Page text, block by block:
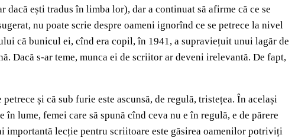
ești tradus în limba lor), dar a continuat să afirme că ce se
nu poate scrie despre oameni ignorînd ce se petrece la nivel
că bunicul ei, cînd era copil, în 1941, a supraviețuit unui lagăr de
Dacă s-ar teme, munca ei de scriitor ar deveni irelevantă. De fapt,
și că sub furie este ascunsă, de regulă, tristețea. În același
lume, femei care să spună cînd ceva nu e în regulă, e de părere
importantă lecție pentru scriitoare este găsirea oamenilor potriviți